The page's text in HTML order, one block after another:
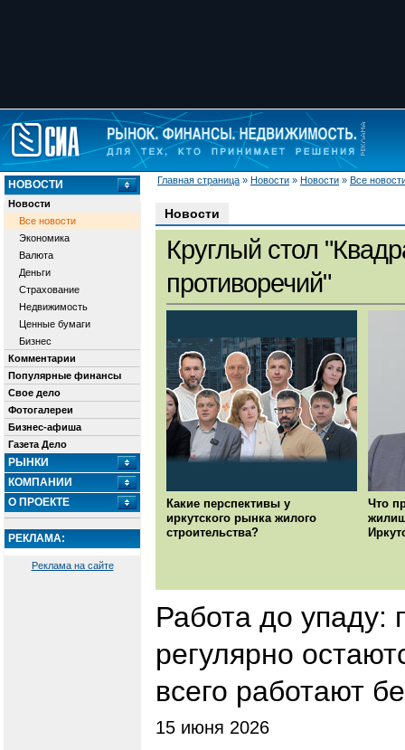
Главная страница » Новости » Новости » Все
НОВОСТИ
Новости
Все новости
Экономика
Валюта
Деньги
Страхование
Недвижимость
Ценные бумаги
Бизнес
Комментарии
Популярные финансы
Свое дело
Фотогалереи
Бизнес-афиша
Газета Дело
РЫНКИ
КОМПАНИИ
О ПРОЕКТЕ
РЕКЛАМА:
Реклама на сайте
Новости
Круглый стол
противоречий"
Какие перспективы у
иркутского рынка жилого
строительства?
Что
Работа до упаду:
регулярно
всего работают
15 июня 2026